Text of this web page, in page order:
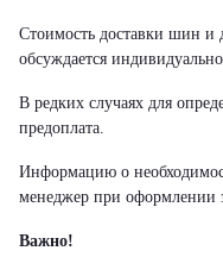
Стоимость доставки шин и
обсуждается
В редких случаях для
предоплата.
Информацию о
менеджер при оформлении
Важно!